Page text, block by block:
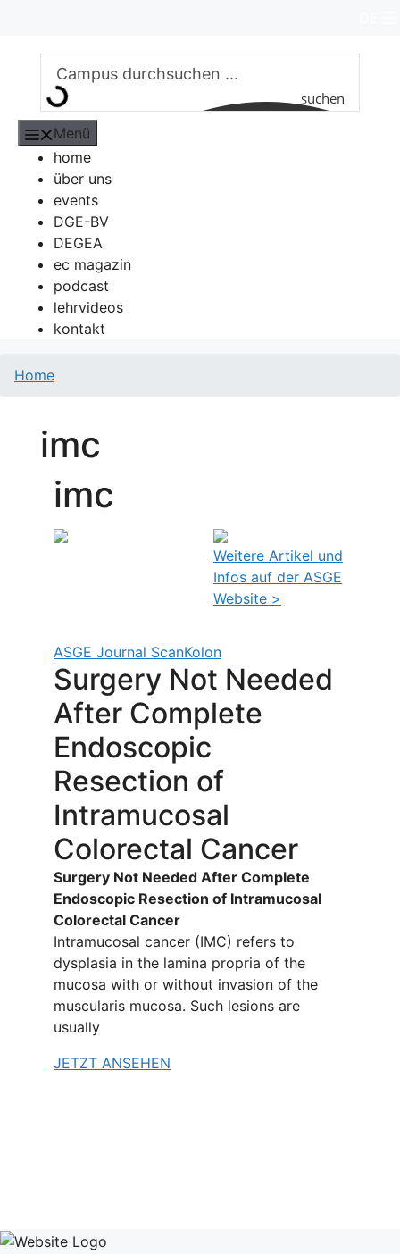
springen
suchen
Menü
home
über uns
events
DGE-BV
DEGEA
ec magazin
podcast
lehrvideos
kontakt
Home
imc
imc
Weitere Artikel und
Infos auf der ASGE
Website >
ASGE Journal ScanKolon
Surgery Not Needed
After Complete
Endoscopic
Resection of
Intramucosal
Colorectal Cancer
Surgery Not Needed After Complete
Endoscopic Resection of Intramucosal
Colorectal Cancer
Intramucosal cancer (IMC) refers to
dysplasia in the lamina propria of the
mucosa with or without invasion of the
muscularis mucosa. Such lesions are
usually
JETZT ANSEHEN